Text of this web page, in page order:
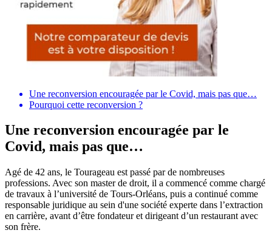
Une reconversion encouragée par le Covid, mais pas que…
Pourquoi cette reconversion ?
Une reconversion encouragée par le
Covid, mais pas que…
Agé de 42 ans, le Tourageau est passé par de nombreuses
professions. Avec son master de droit, il a commencé comme chargé
de travaux à l’université de Tours-Orléans, puis a continué comme
responsable juridique au sein d'une société experte dans l’extraction
en carrière, avant d’être fondateur et dirigeant d’un restaurant avec
son frère.